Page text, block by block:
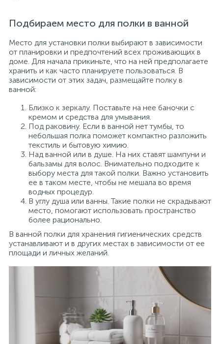
Подбираем место для полки в ванной
Место для установки полки выбирают в зависимости
от планировки и предпочтений всех проживающих в
доме. Для начала прикиньте, что на ней предполагаете
хранить и как часто планируете пользоваться. В
зависимости от этих задач, размещайте полку в
ванной:
Близко к зеркалу. Поставьте на нее баночки с
кремом и средства для умывания.
Под раковину. Если в ванной нет тумбы, то
небольшая полка поможет компактно разложить
текстиль и бытовую химию.
Над ванной или в душе. На них ставят шампуни и
бальзамы для волос. Внимательно подходите к
выбору места для такой полки. Важно установить
ее в таком месте, чтобы не мешала во время
водных процедур.
В углу душа или ванны. Такие полки не скрадывают
место, помогают использовать пространство
более рационально.
В ванной полки для хранения гигиенических средств
устанавливают и в других местах в зависимости от ее
площади и личных желаний.